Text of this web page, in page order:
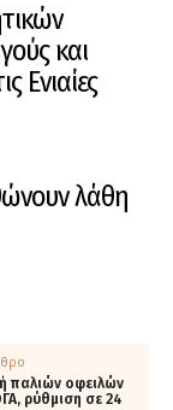
και
Ενιαίες
λάθη
παλιών οφειλών
ρύθμιση σε 24